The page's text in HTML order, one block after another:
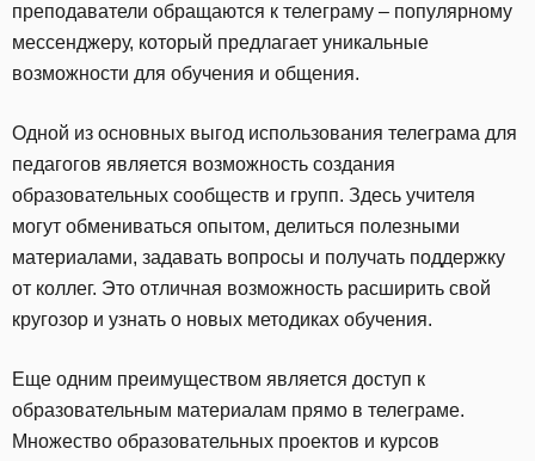
преподаватели обращаются к телеграму – популярному
мессенджеру, который предлагает уникальные
возможности для обучения и общения.
Одной из основных выгод использования телеграма для
педагогов является возможность создания
образовательных сообществ и групп. Здесь учителя
могут обмениваться опытом, делиться полезными
материалами, задавать вопросы и получать поддержку
от коллег. Это отличная возможность расширить свой
кругозор и узнать о новых методиках обучения.
Еще одним преимуществом является доступ к
образовательным материалам прямо в телеграме.
Множество образовательных проектов и курсов